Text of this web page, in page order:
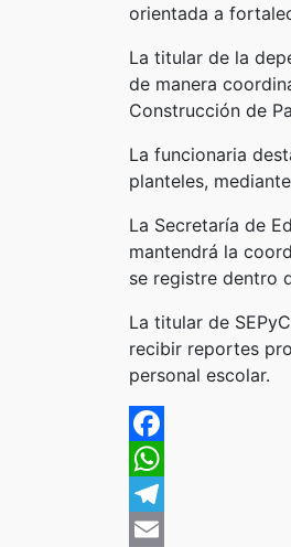
orientada a
La titular de la
de manera
Construcción de
La funcionaria
planteles,
La Secretaría de
mantendrá la
se registre dentro
La titular de
recibir reportes
personal escolar.
Facebook
WhatsApp
Telegram